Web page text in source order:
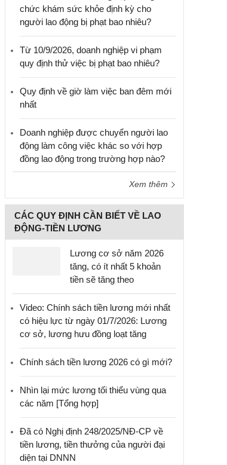
chức khám sức khỏe định kỳ cho
người lao động bị phạt bao nhiêu?
Từ 10/9/2026, doanh nghiệp vi phạm
quy định thử việc bị phạt bao nhiêu?
Quy định về giờ làm việc ban đêm mới
nhất
Doanh nghiệp được chuyển người lao
động làm công việc khác so với hợp
đồng lao động trong trường hợp nào?
Xem thêm
CÁC QUY ĐỊNH CẦN BIẾT VỀ LAO
ĐỘNG-TIỀN LƯƠNG
Lương cơ sở năm 2026
tăng, có ít nhất 5 khoản
tiền sẽ tăng theo
Video: Chính sách tiền lương mới nhất
có hiệu lực từ ngày 01/7/2026: Lương
cơ sở, lương hưu đồng loạt tăng
Chính sách tiền lương 2026 có gì mới?
Nhìn lại mức lương tối thiểu vùng qua
các năm [Tổng hợp]
Đã có Nghị định 248/2025/NĐ-CP về
tiền lương, tiền thưởng của người đại
diện tại DNNN